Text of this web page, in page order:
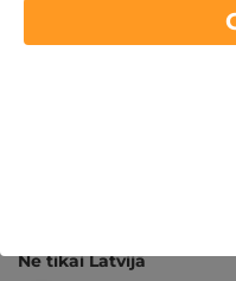
naudas
Ne tikai Latvijā